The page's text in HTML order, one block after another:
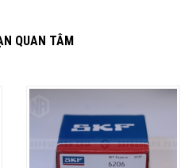
QUAN TÂM